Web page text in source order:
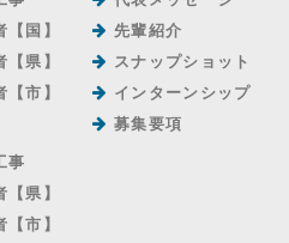
国】
県】
市】
事
県】
市】
先輩紹介
スナップショット
インターンシップ
募集要項